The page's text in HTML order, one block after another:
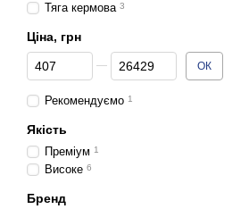
Тяга кермова 3
Ціна, грн
Від Ціна, грн
До Ціна, грн ОК
Рекомендуємо 1
Якість
Преміум 1
Високе 6
Бренд